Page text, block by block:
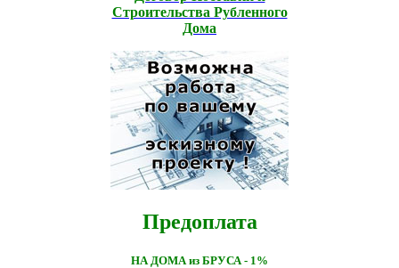
Строительcтва Рубленного
Дома
Предоплата
НА ДОМА из БРУСА - 1%